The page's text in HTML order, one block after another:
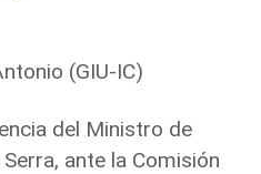
(GIU-IC)
del Ministro de
ante la Comisión